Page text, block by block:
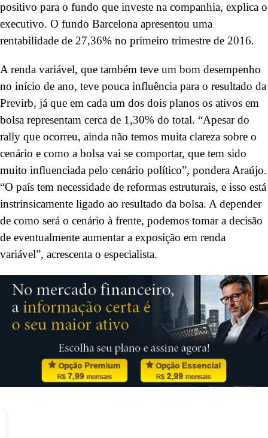
positivo para o fundo que investe na companhia, explica o
executivo. O fundo Barcelona apresentou uma
rentabilidade de 27,36% no primeiro trimestre de 2016.
A renda variável, que também teve um bom desempenho
no início de ano, teve pouca influência para o resultado da
Previrb, já que em cada um dos dois planos os ativos em
bolsa representam cerca de 1,30% do total. “Apesar do
rally que ocorreu, ainda não temos muita clareza sobre o
cenário e como a bolsa vai se comportar, que tem sido
muito influenciada pelo cenário político”, pondera Araújo.
“O país tem necessidade de reformas estruturais, e isso está
instrinsicamente ligado ao resultado da bolsa. A depender
de como será o cenário à frente, podemos tomar a decisão
de eventualmente aumentar a exposição em renda
variável”, acrescenta o especialista.